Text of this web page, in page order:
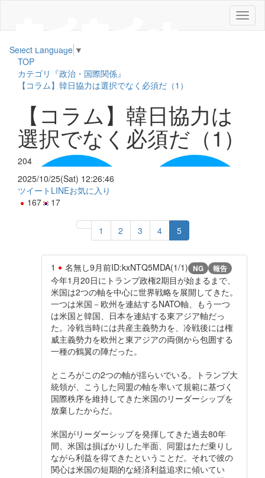
メ
ニ
Select Language ▼
TOP
カテゴリ『政治・国際関係』
【コラム】韓日協力は選択でなく必須だ（1）
【コラム】韓日協力は
選択でなく必須だ（1）
204
2025/10/25(Sat) 12:26:46
ツイート LINEお気に入り
167
17
1 2 3 4 5
1 名無し9月前ID:kxNTQ5MDA(1/1) NG 報告
今年1月20日にトランプ政権2期目が始まるまで、
米国は2つの軸を中心に世界戦略を展開してきた。
一つは米国－欧州を連結するNATO軸、もう一つ
は米国と韓国、日本を連結する東アジア軸だっ
た。冷戦当時には共産主義勢力を、冷戦後には権
威主義勢力を欧州と東アジアの両側から包囲する
一種の鶴翼の陣だった。
ところがこの2つの軸が揺らいでいる。トランプ大
統領が、こうした同盟の軸を率いて規範に基づく
国際秩序を維持してきた米国のリーダーシップを
放棄したからだ。
米国がリーダーシップを発揮してきた過去80年
間、米国は損ばかりした半面、同盟はただ乗りし
ながら利益を得てきたということだ。それで彼の
関心は米国の短期的な経済利益追求に傾いてい